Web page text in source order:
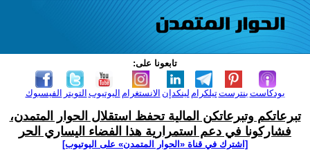
تابعونا على:
الفيسبوك التويتر اليوتيوب الانستغرام لينكدإن تيلكرامبنترست بودكاست
تبرعاتكم وتبرعاتكن المالية تحفظ استقلال الحوار المتمدن،
فشاركونا في دعم استمرارية هذا الفضاء اليساري الحر
[اشترك في قناة ‫«الحوار المتمدن» على اليوتيوب]